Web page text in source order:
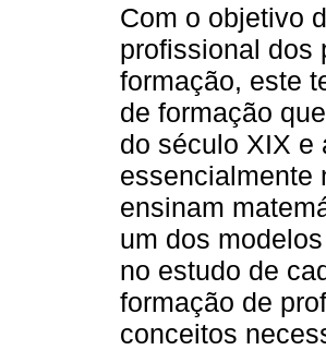
Com o objetivo
profissional dos
formação, este
de formação
do século XIX e
essencialmente
ensinam
um dos
no estudo de
formação de
conceitos